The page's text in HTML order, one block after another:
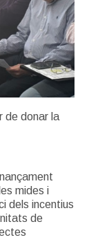
de donar la
mides i
dels incentius
de